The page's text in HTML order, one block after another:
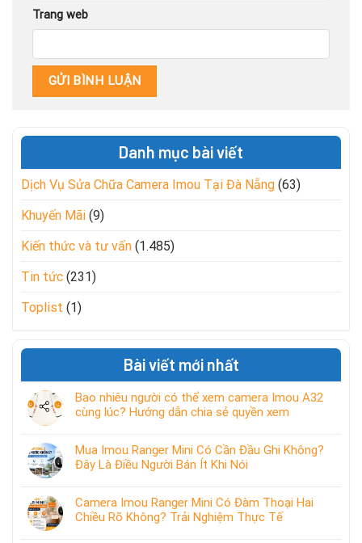
Trang web
Danh mục bài viết
Dịch Vụ Sửa Chữa Camera Imou Tại Đà Nẵng (63)
Khuyến Mãi (9)
Kiến thức và tư vấn (1.485)
Tin tức (231)
Toplist (1)
Bài viết mới nhất
Bao nhiêu người có thể xem camera Imou A32
cùng lúc? Hướng dẫn chia sẻ quyền xem
Mua Imou Ranger Mini Có Cần Đầu Ghi Không?
Đây Là Điều Người Bán Ít Khi Nói
Camera Imou Ranger Mini Có Đàm Thoại Hai
Chiều Rõ Không? Trải Nghiệm Thực Tế